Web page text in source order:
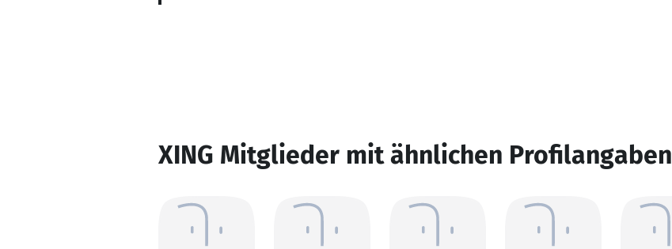
XING Mitglieder mit ähnlichen Profilangaben